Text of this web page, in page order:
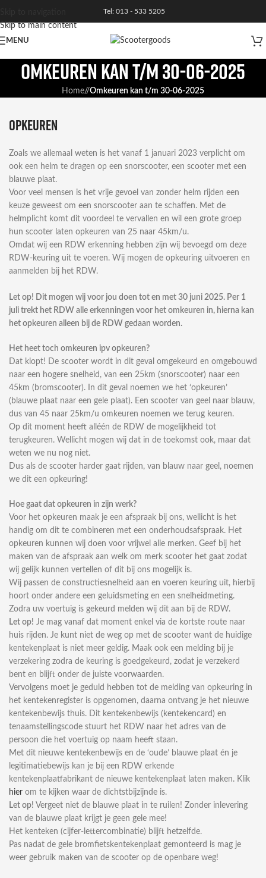
Skip to main content
Tel: 013 - 533 5205
MENU
Omkeuren kan t/m 30-06-2025
Home/ Omkeuren kan t/m 30-06-2025
Opkeuren
Zoals we allemaal weten is het vanaf 1 januari 2023 verplicht om
ook een helm te dragen op een snorscooter, een scooter met een
blauwe plaat.
Voor veel mensen is het vrije gevoel van zonder helm rijden een
keuze geweest om een snorscooter aan te schaffen. Met de
helmplicht komt dit voordeel te vervallen en wil een grote groep
hun scooter laten opkeuren van 25 naar 45km/u.
Omdat wij een RDW erkenning hebben zijn wij bevoegd om deze
RDW-keuring uit te voeren. Wij mogen de opkeuring uitvoeren en
aanmelden bij het RDW.
Let op! Dit mogen wij voor jou doen tot en met 30 juni 2025. Per 1
juli trekt het RDW alle erkenningen voor het omkeuren in, hierna kan
het opkeuren alleen bij de RDW gedaan worden.
Het heet toch omkeuren ipv opkeuren?
Dat klopt! De scooter wordt in dit geval omgekeurd en omgebouwd
naar een hogere snelheid, van een 25km (snorscooter) naar een
45km (bromscooter). In dit geval noemen we het ‘opkeuren’
(blauwe plaat naar een gele plaat). Een scooter van geel naar blauw,
dus van 45 naar 25km/u omkeuren noemen we terug keuren.
Op dit moment heeft alléén de RDW de mogelijkheid tot
terugkeuren. Wellicht mogen wij dat in de toekomst ook, maar dat
weten we nu nog niet.
Dus als de scooter harder gaat rijden, van blauw naar geel, noemen
we dit een opkeuring!
Hoe gaat dat opkeuren in zijn werk?
Voor het opkeuren maak je een afspraak bij ons, wellicht is het
handig om dit te combineren met een onderhoudsafspraak. Het
opkeuren kunnen wij doen voor vrijwel alle merken. Geef bij het
maken van de afspraak aan welk om merk scooter het gaat zodat
wij gelijk kunnen vertellen of dit bij ons mogelijk is.
Wij passen de constructiesnelheid aan en voeren keuring uit, hierbij
hoort onder andere een geluidsmeting en een snelheidmeting.
Zodra uw voertuig is gekeurd melden wij dit aan bij de RDW.
Let op! Je mag vanaf dat moment enkel via de kortste route naar
huis rijden. Je kunt niet de weg op met de scooter want de huidige
kentekenplaat is niet meer geldig. Maak ook een melding bij je
verzekering zodra de keuring is goedgekeurd, zodat je verzekerd
bent en blijft onder de juiste voorwaarden.
Vervolgens moet je geduld hebben tot de melding van opkeuring in
het kentekenregister is opgenomen, daarna ontvang je het nieuwe
kentekenbewijs thuis. Dit kentekenbewijs (kentekencard) en
tenaamstellingscode stuurt het RDW naar het adres van de
persoon die het voertuig op naam heeft staan.
Met dit nieuwe kentekenbewijs en de ‘oude’ blauwe plaat én je
legitimatiebewijs kan je bij een RDW erkende
kentekenplaatfabrikant de nieuwe kentekenplaat laten maken. Klik
hier om te kijken waar de dichtstbijzijnde is.
Let op! Vergeet niet de blauwe plaat in te ruilen! Zonder inlevering
van de blauwe plaat krijgt je geen gele mee!
Het kenteken (cijfer-lettercombinatie) blijft hetzelfde.
Pas nadat de gele bromfietskentekenplaat gemonteerd is mag je
weer gebruik maken van de scooter op de openbare weg!